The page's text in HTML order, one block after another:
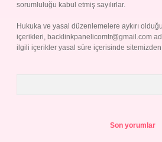
sorumluluğu kabul etmiş sayılırlar.
Hukuka ve yasal düzenlemelere aykırı
içerikleri, backlinkpanelicomtr@gmail.com
ilgili içerikler yasal süre içerisinde sitemizden
Son yorumlar